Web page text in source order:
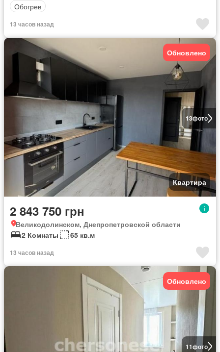
Обогрев
13 часов назад
13фото
Обновлено
Квартира
2 843 750 грн
Великодолинском, Днепропетровской области
2 Комнаты
65 кв.м
13 часов назад
11фото
Обновлено